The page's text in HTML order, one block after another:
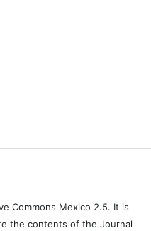
Commons Mexico 2.5. It is
the contents of the Journal